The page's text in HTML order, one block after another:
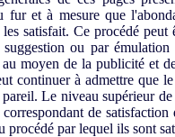
fur et à mesure que
satisfait. Ce procédé
ou par
moyen de la publicité et
continuer à admettre que
Le niveau supérieur
correspondant de
procédé par lequel ils sont